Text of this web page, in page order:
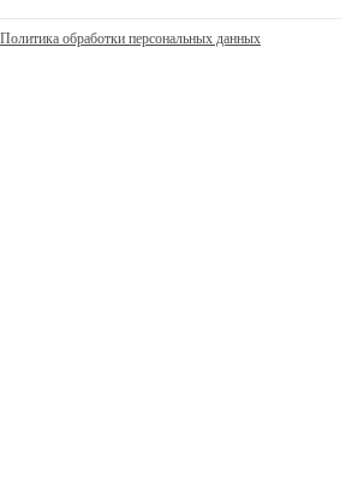
Политика обработки персональных данных